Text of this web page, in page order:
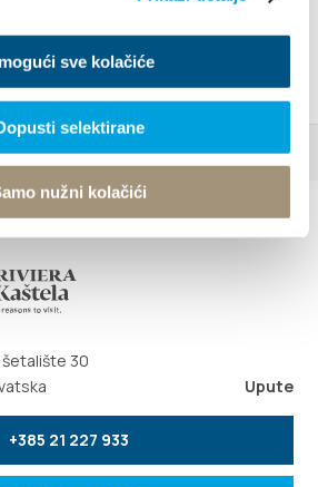
sve kolačiće
selektirane
nužni kolačići
šetalište 30
Upute
+385 21 227 933